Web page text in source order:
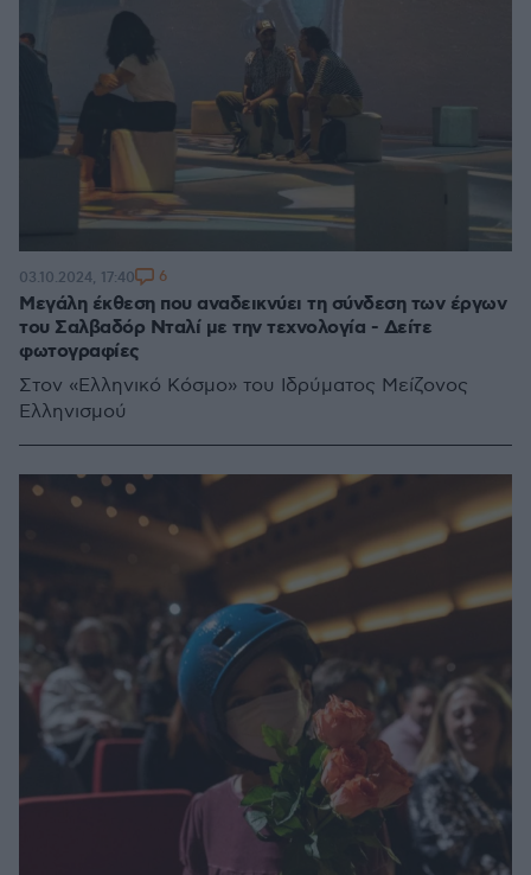
Μεγάλη έκθεση που αναδεικνύει τη σύνδεση των έργων
του Σαλβαδόρ Νταλί με την τεχνολογία - Δείτε
φωτογραφίες
Στον «Ελληνικό Κόσμο» του Ιδρύματος Μείζονος
Ελληνισμού
03.10.2024, 17:40 6